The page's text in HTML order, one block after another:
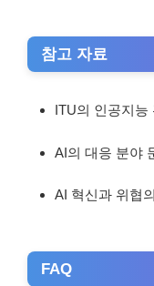
참고 자료
ITU의 인공지능
AI의 대응 분야
AI 혁신과 위협
FAQ